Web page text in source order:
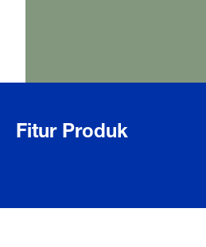
Fitur Produk